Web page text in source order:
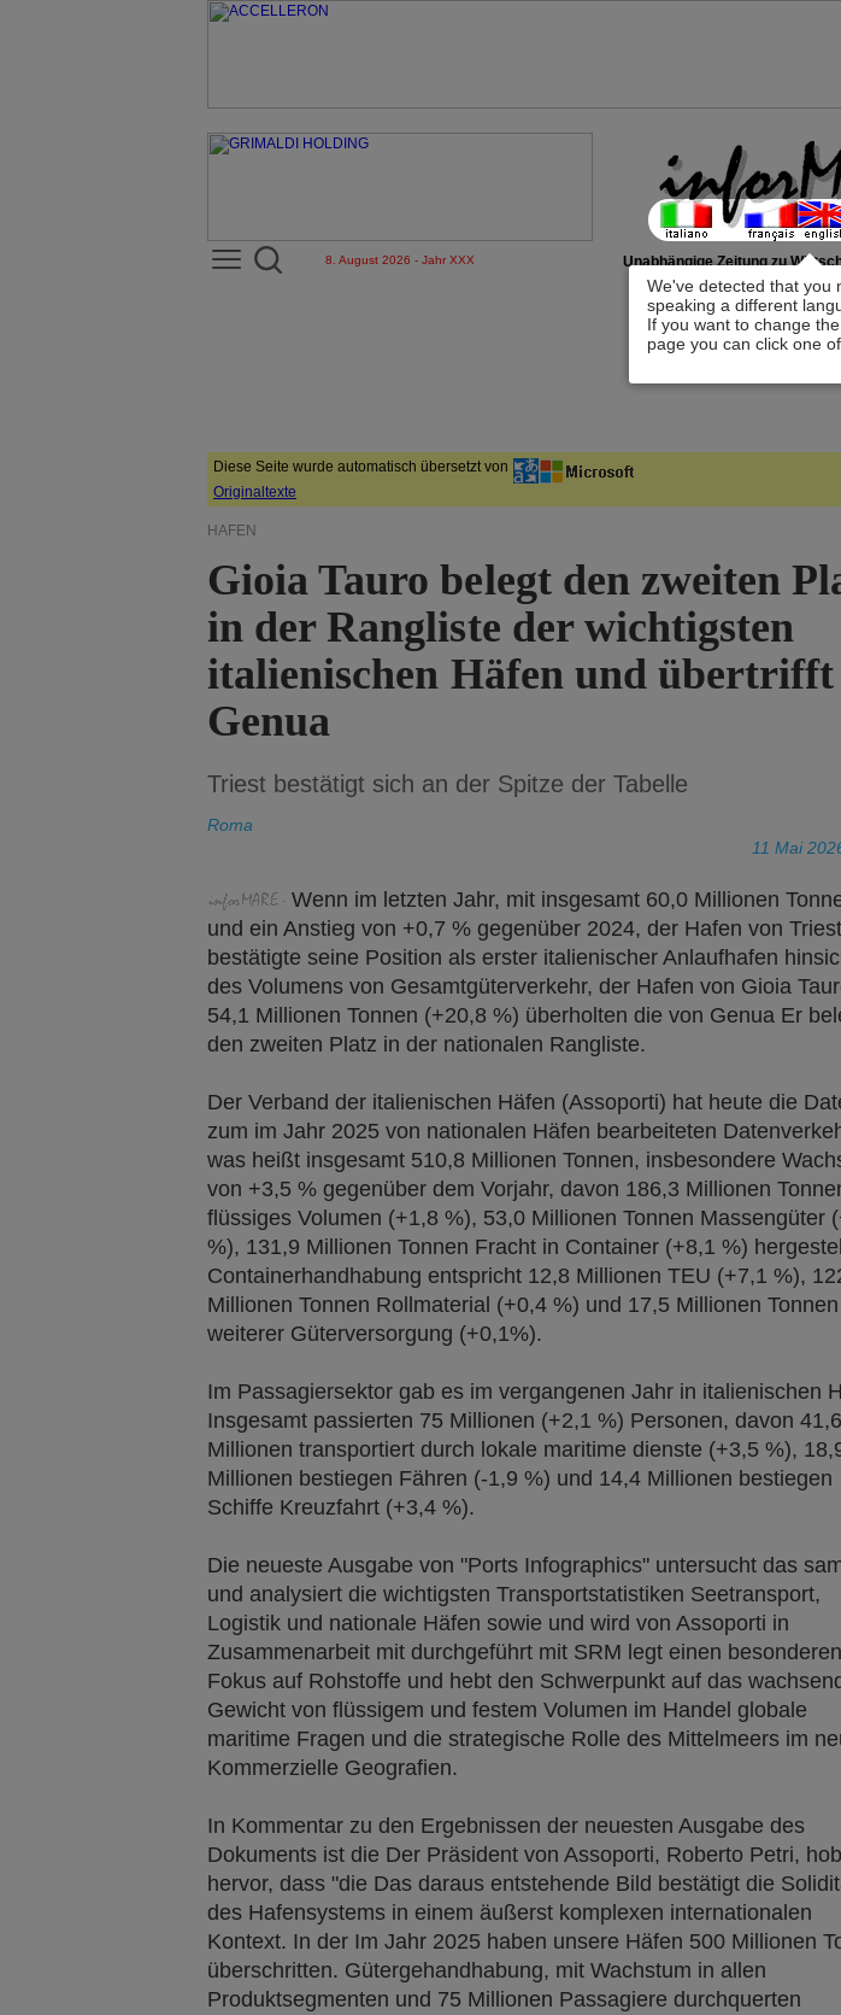
We've detected that you
speaking a different
If you want to change
page you can click one
8. August 2026 - Jahr XXX Unabhängige Zeitung zu
Diese Seite wurde automatisch übersetzt von
Originaltexte
HÄFEN
Gioia Tauro belegt den zweiten
in der Rangliste der wichtigsten
italienischen Häfen und übertrifft
Genua
Triest bestätigt sich an der Spitze der Tabelle
Roma
11 Mai
Wenn im letzten Jahr, mit insgesamt 60,0 Millionen
und ein Anstieg von +0,7 % gegenüber 2024, der Hafen von Triest
bestätigte seine Position als erster italienischer Anlaufhafen
des Volumens von Gesamtgüterverkehr, der Hafen von Gioia
54,1 Millionen Tonnen (+20,8 %) überholten die von Genua Er
den zweiten Platz in der nationalen Rangliste.
Der Verband der italienischen Häfen (Assoporti) hat heute die
zum im Jahr 2025 von nationalen Häfen bearbeiteten
was heißt insgesamt 510,8 Millionen Tonnen, insbesondere
von +3,5 % gegenüber dem Vorjahr, davon 186,3 Millionen
flüssiges Volumen (+1,8 %), 53,0 Millionen Tonnen Massengüter
%), 131,9 Millionen Tonnen Fracht in Container (+8,1 %)
Containerhandhabung entspricht 12,8 Millionen TEU (+7,1 %),
Millionen Tonnen Rollmaterial (+0,4 %) und 17,5 Millionen Tonnen
weiterer Güterversorgung (+0,1%).
Im Passagiersektor gab es im vergangenen Jahr in italienischen
Insgesamt passierten 75 Millionen (+2,1 %) Personen, davon 41,6
Millionen transportiert durch lokale maritime dienste (+3,5 %),
Millionen bestiegen Fähren (-1,9 %) und 14,4 Millionen bestiegen
Schiffe Kreuzfahrt (+3,4 %).
Die neueste Ausgabe von "Ports Infographics" untersucht das
und analysiert die wichtigsten Transportstatistiken Seetransport,
Logistik und nationale Häfen sowie und wird von Assoporti in
Zusammenarbeit mit durchgeführt mit SRM legt einen besonderen
Fokus auf Rohstoffe und hebt den Schwerpunkt auf das
Gewicht von flüssigem und festem Volumen im Handel globale
maritime Fragen und die strategische Rolle des Mittelmeers im
Kommerzielle Geografien.
In Kommentar zu den Ergebnissen der neuesten Ausgabe des
Dokuments ist die Der Präsident von Assoporti, Roberto Petri, hob
hervor, dass "die Das daraus entstehende Bild bestätigt die
des Hafensystems in einem äußerst komplexen internationalen
Kontext. In der Im Jahr 2025 haben unsere Häfen 500 Millionen
überschritten. Gütergehandhabung, mit Wachstum in allen
Produktsegmenten und 75 Millionen Passagiere durchquerten